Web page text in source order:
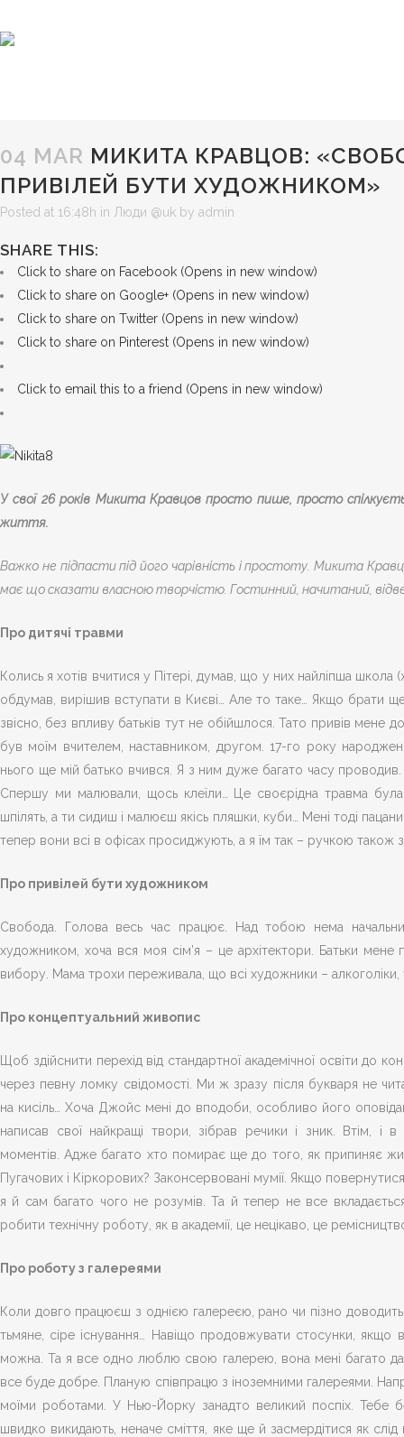
04 MAR МИКИТА КРАВЦОВ:
ПРИВІЛЕЙ БУТИ ХУДОЖНИКОМ»
Posted at 16:48h in Люди @uk by admin
SHARE THIS:
Click to share on Facebook (Opens in new window)
Click to share on Google+ (Opens in new window)
Click to share on Twitter (Opens in new window)
Click to share on Pinterest (Opens in new window)
Click to email this to a friend (Opens in new window)
У свої 26 років Микита Кравцов просто пише, просто
життя.
Важко не підпасти під його чарівність і простоту. Микита
має що сказати власною творчістю. Гостинний, начитаний,
Про дитячі травми
Колись я хотів вчитися у Пітері, думав, що у них найліпша школа
обдумав, вирішив вступати в Києві… Але то таке… Якщо брати ще
звісно, без впливу батьків тут не обійшлося. Тато привів мене
був моїм вчителем, наставником, другом. 17-го року
нього ще мій батько вчився. Я з ним дуже багато часу проводив.
Спершу ми малювали, щось клеїли… Це своєрідна травма
шпілять, а ти сидиш і малюєш якісь пляшки, куби… Мені тоді
тепер вони всі в офісах просиджують, а я їм так – ручкою також з
Про привілей бути художником
Свобода. Голова весь час працює. Над тобою нема
художником, хоча вся моя сім’я – це архітектори. Батьки
вибору. Мама трохи переживала, що всі художники – алкоголіки,
Про концептуальний живопис
Щоб здійснити перехід від стандартної академічної освіти до
через певну ломку свідомості. Ми ж зразу після букваря не
на кисіль… Хоча Джойс мені до вподоби, особливо його
написав свої найкращі твори, зібрав речики і зник. Втім, і
моментів. Адже багато хто помирає ще до того, як припиняє
Пугачових і Кіркорових? Законсервовані мумії. Якщо
я й сам багато чого не розумів. Та й тепер не все
робити технічну роботу, як в академії, це нецікаво, це
Про роботу з галереями
Коли довго працюєш з однією галереєю, рано чи пізно
тьмяне, сіре існування… Навіщо продовжувати стосунки,
можна. Та я все одно люблю свою галерею, вона мені багато
все буде добре. Планую співпрацю з іноземними галереями.
моїми роботами. У Нью-Йорку занадто великий поспіх. Тебе
швидко викидають, неначе сміття, яке ще й засмердітися як